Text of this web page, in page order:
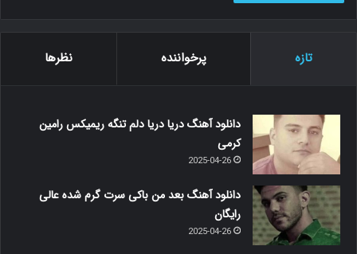
تازه پرخواننده نظرها
دانلود آهنگ دریا دریا دلم تنگه ریمیکس رامین
کرمی
2025-04-26
دانلود آهنگ بعد من باکی سرت گرم شده عالی
رایگان
2025-04-26